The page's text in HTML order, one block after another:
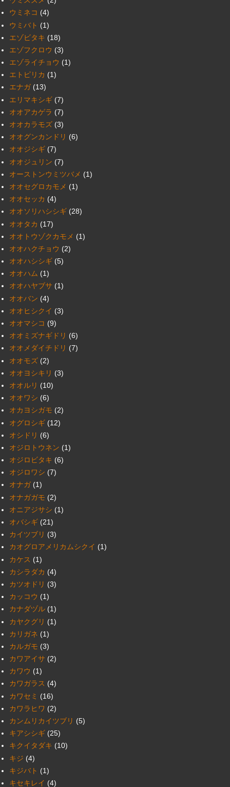
ウミネコ (4)
ウミバト (1)
エゾビタキ (18)
エゾフクロウ (3)
エゾライチョウ (1)
エトピリカ (1)
エナガ (13)
エリマキシギ (7)
オオアカゲラ (7)
オオカラモズ (3)
オオグンカンドリ (6)
オオジシギ (7)
オオジュリン (7)
オーストンウミツバメ (1)
オオセグロカモメ (1)
オオセッカ (4)
オオソリハシシギ (28)
オオタカ (17)
オオトウゾクカモメ (1)
オオハクチョウ (2)
オオハシシギ (5)
オオハム (1)
オオハヤブサ (1)
オオバン (4)
オオヒシクイ (3)
オオマシコ (9)
オオミズナギドリ (6)
オオメダイチドリ (7)
オオモズ (2)
オオヨシキリ (3)
オオルリ (10)
オオワシ (6)
オカヨシガモ (2)
オグロシギ (12)
オシドリ (6)
オジロトウネン (1)
オジロビタキ (6)
オジロワシ (7)
オナガ (1)
オナガガモ (2)
オニアジサシ (1)
オバシギ (21)
カイツブリ (3)
カオグロアメリカムシクイ (1)
カケス (1)
カシラダカ (4)
カツオドリ (3)
カッコウ (1)
カナダヅル (1)
カヤクグリ (1)
カリガネ (1)
カルガモ (3)
カワアイサ (2)
カワウ (1)
カワガラス (4)
カワセミ (16)
カワラヒワ (2)
カンムリカイツブリ (5)
キアシシギ (25)
キクイタダキ (10)
キジ (4)
キジバト (1)
キセキレイ (4)